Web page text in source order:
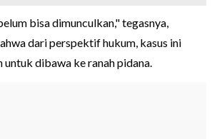
bisa dimunculkan," tegasnya,
dari perspektif hukum, kasus ini
untuk dibawa ke ranah pidana.